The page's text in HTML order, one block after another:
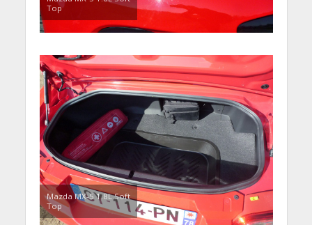
Top
Mazda MX-5 1.8L Soft
Top